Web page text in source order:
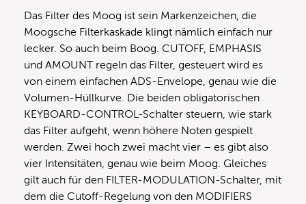
Das Filter des Moog ist sein Markenzeichen, die
Moogsche Filterkaskade klingt nämlich einfach nur
lecker. So auch beim Boog. CUTOFF, EMPHASIS
und AMOUNT regeln das Filter, gesteuert wird es
von einem einfachen ADS-Envelope, genau wie die
Volumen-Hüllkurve. Die beiden obligatorischen
KEYBOARD-CONTROL-Schalter steuern, wie stark
das Filter aufgeht, wenn höhere Noten gespielt
werden. Zwei hoch zwei macht vier – es gibt also
vier Intensitäten, genau wie beim Moog. Gleiches
gilt auch für den FILTER-MODULATION-Schalter, mit
dem die Cutoff-Regelung von den MODIFIERS